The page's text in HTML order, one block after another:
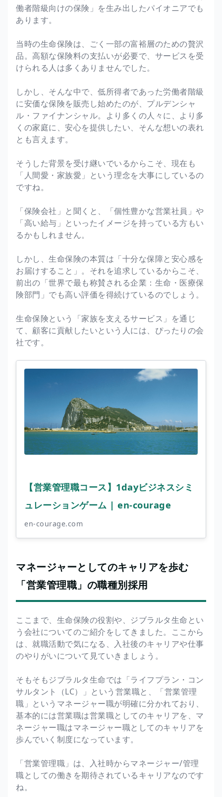
働者階級向けの保険」を生み出したパイオニアでも
あります。
当時の生命保険は、ごく一部の富裕層のための贅沢
品。高額な保険料の支払いが必要で、サービスを受
けられる人は多くありませんでした。
しかし、そんな中で、低所得者であった労働者階級
に安価な保険を販売し始めたのが、プルデンシャ
ル・ファイナンシャル。より多くの人々に、より多
くの家庭に、安心を提供したい、そんな想いの表れ
とも言えます。
そうした背景を受け継いでいるからこそ、現在も
「人間愛・家族愛」という理念を大事にしているの
ですね。
「保険会社」と聞くと、「個性豊かな営業社員」や
「高い給与」といったイメージを持っている方もい
るかもしれません。
しかし、生命保険の本質は「十分な保障と安心感を
お届けすること」。それを追求しているからこそ、
前出の「世界で最も称賛される企業：生命・医療保
険部門」でも高い評価を得続けているのでしょう。
生命保険という「家族を支えるサービス」を通じ
て、顧客に貢献したいという人には、ぴったりの会
社です。
【営業管理職コース】1dayビジネスシミ
ュレーションゲーム | en-courage
en-courage.com
マネージャーとしてのキャリアを歩む
「営業管理職」の職種別採用
ここまで、生命保険の役割や、ジブラルタ生命とい
う会社についてのご紹介をしてきました。ここから
は、就職活動で気になる、入社後のキャリアや仕事
のやりがいについて見ていきましょう。
そもそもジブラルタ生命では「ライフプラン・コン
サルタント（LC）」という営業職と、「営業管理
職」というマネージャー職が明確に分かれており、
基本的には営業職は営業職としてのキャリアを、マ
ネージャー職はマネージャー職としてのキャリアを
歩んでいく制度になっています。
「営業管理職」は、入社時からマネージャー/管理
職としての働きを期待されているキャリアなのです
ね。